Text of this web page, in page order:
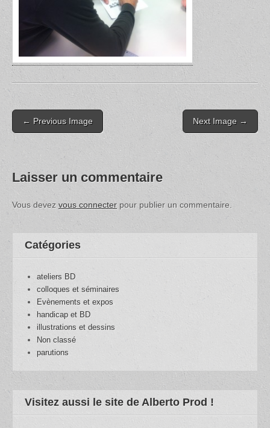
Post
navigation
← Previous Image Next Image →
Laisser un commentaire
Vous devez vous connecter pour publier un commentaire.
Catégories
ateliers BD
colloques et séminaires
Evènements et expos
handicap et BD
illustrations et dessins
Non classé
parutions
Visitez aussi le site de Alberto Prod !